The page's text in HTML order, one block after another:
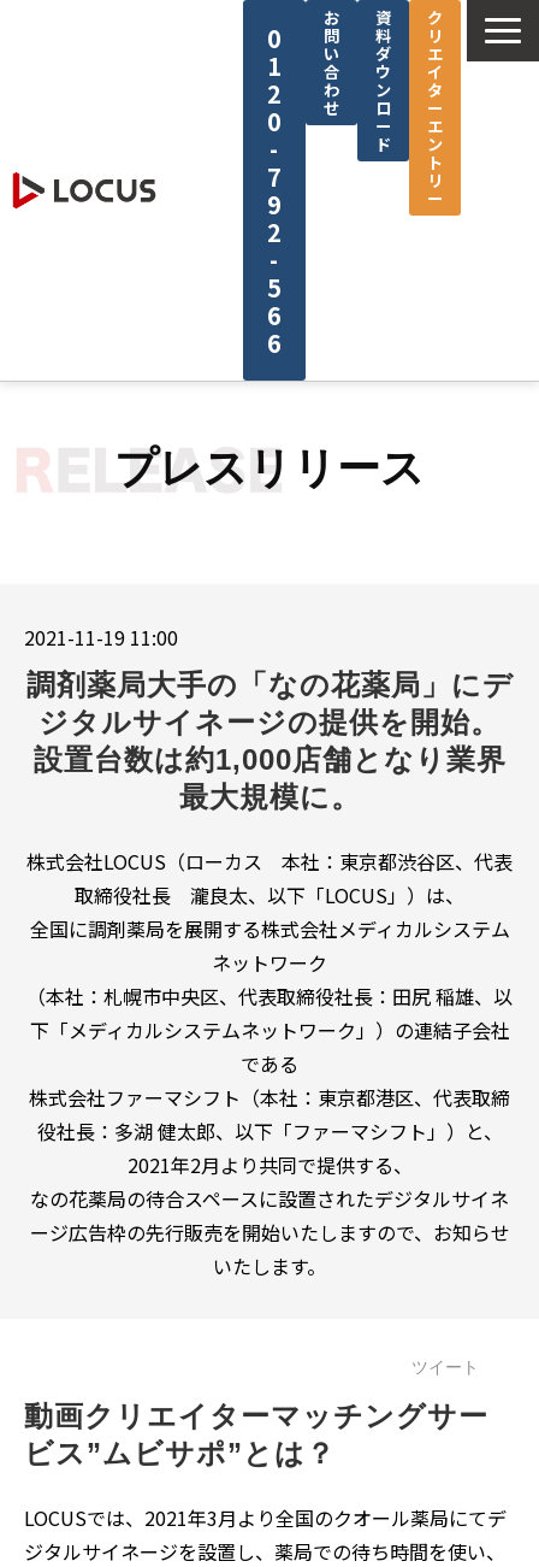
0
1
2
0
-
7
9
2
-
5
6
6
お
問
い
合
わ
せ
資
料
ダ
ウ
ン
ロ
ー
ド
ク
リ
エ
イ
タ
ー
エ
ン
ト
リ
ー
サービス
制作実績
お役立ち資料
プレスリリース
2021-11-19 11:00
調剤薬局大手の「なの花薬局」にデ
ジタルサイネージの提供を開始。
設置台数は約1,000店舗となり業界
最大規模に。
株式会社LOCUS（ローカス 本社：東京都渋谷区、代表
取締役社長 瀧良太、以下「LOCUS」）は、
全国に調剤薬局を展開する株式会社メディカルシステム
ネットワーク
（本社：札幌市中央区、代表取締役社長：田尻 稲雄、以
下「メディカルシステムネットワーク」）の連結子会社
である
株式会社ファーマシフト（本社：東京都港区、代表取締
役社長：多湖 健太郎、以下「ファーマシフト」）と、
2021年2月より共同で提供する、
なの花薬局の待合スペースに設置されたデジタルサイネ
ージ広告枠の先行販売を開始いたしますので、お知らせ
いたします。
ツイート
動画クリエイターマッチングサー
ビス”ムビサポ”とは？
LOCUSでは、2021年3月より全国のクオール薬局にてデ
ジタルサイネージを設置し、薬局での待ち時間を使い、